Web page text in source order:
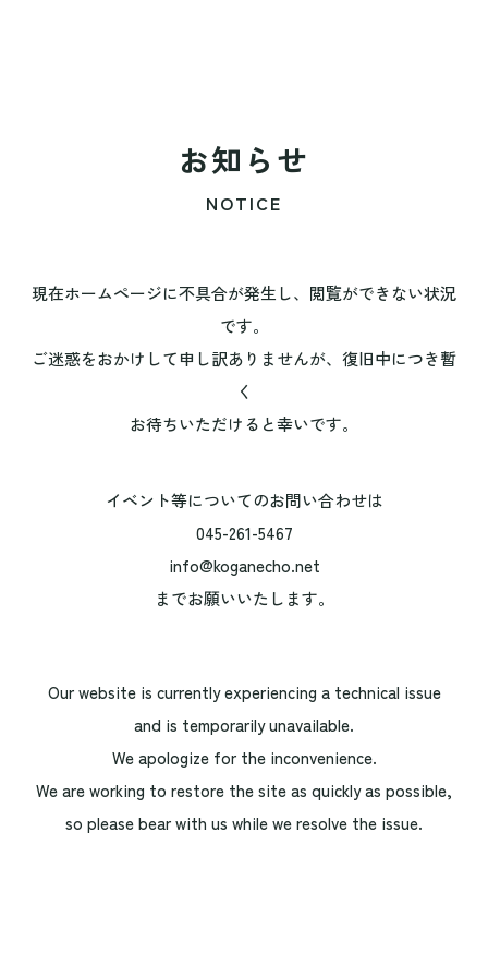
お知らせ
NOTICE
現在ホームページに不具合が発生し、閲覧ができない状況
です。
ご迷惑をおかけして申し訳ありませんが、復旧中につき暫
く
お待ちいただけると幸いです。
イベント等についてのお問い合わせは
045-261-5467
info@koganecho.net
までお願いいたします。
Our website is currently experiencing a technical issue
and is temporarily unavailable.
We apologize for the inconvenience.
We are working to restore the site as quickly as possible,
so please bear with us while we resolve the issue.